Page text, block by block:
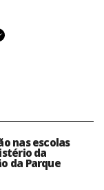
nas escolas
da
da Parque